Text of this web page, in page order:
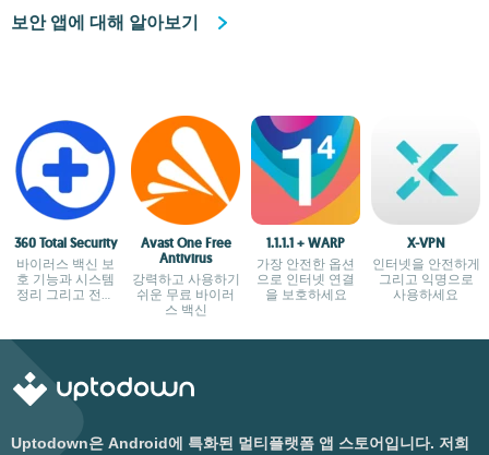
보안 앱에 대해 알아보기
360 Total Security
바이러스 백신 보
호 기능과 시스템
정리 그리고 전체
Avast One Free
Antivirus
강력하고 사용하기
쉬운 무료 바이러
스 백신
1.1.1.1 + WARP
가장 안전한 옵션
으로 인터넷 연결
을 보호하세요
X-VPN
인터넷을 안전하게
그리고 익명으로
사용하세요
Uptodown은 Android에 특화된 멀티플랫폼 앱 스토어입니다. 저희